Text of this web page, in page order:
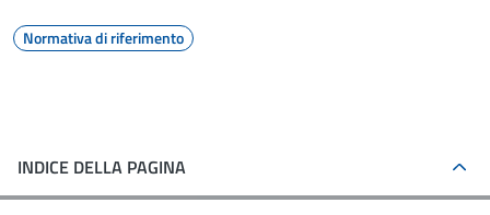
Normativa di riferimento
INDICE DELLA PAGINA